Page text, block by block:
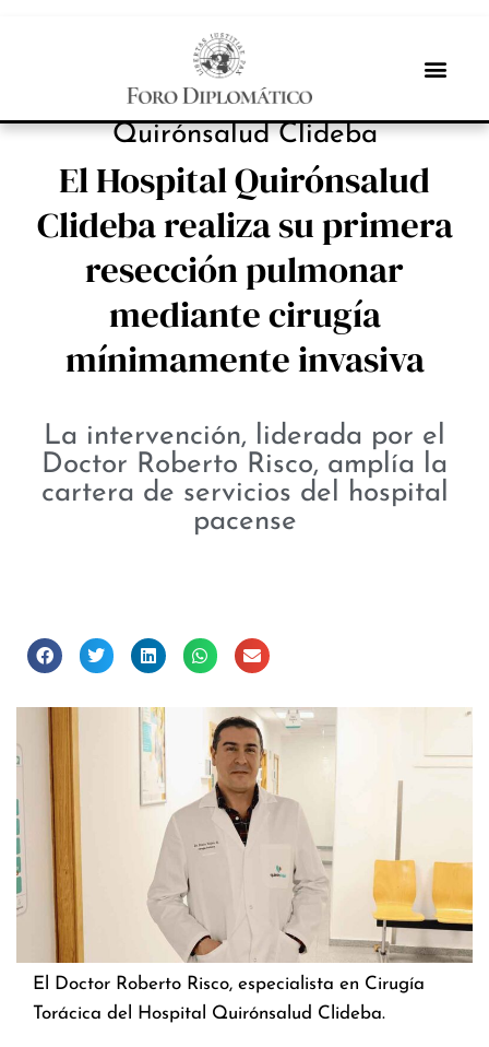
INBOX INTERNACIONAL
Quirónsalud Clideba
El Hospital Quirónsalud
Clideba realiza su primera
resección pulmonar
mediante cirugía
mínimamente invasiva
La intervención, liderada por el
Doctor Roberto Risco, amplía la
cartera de servicios del hospital
pacense
El Doctor Roberto Risco, especialista en Cirugía
Torácica del Hospital Quirónsalud Clideba.